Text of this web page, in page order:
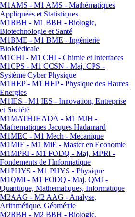
M1AMS - M1 AMS - Mathématiques
Appliquées et Statistiques
M1BBH - M1 BBH - Biologie,
Biotechnologie et Santé
M1BME - M1 BME - Ingénierie
BioMédicale
M1CHI - M1 CHI - Chimie et Interfaces
M1CPS - M1 CCSN - Maj. CPS -
Système Cyber Physique
M1HEP - M1 HEP - Physique des Hautes
Energies
M1IES - M1 IES - Innovation, Entreprise
et Société
M1MATHJHADA - M1 MJH -
Mathematiques Jacques Hadamard
M1MEC - M1 Mech - Mecanique
M1MIE - M1 MiE - Master en Economie
M1MPRI - M1 FODQ - Maj. MPRI -
Fondements de l'Informatique
M1PHYS - M1 PHYS - Physique
M1QMI - M1 FODQ - Maj. QMI -
Quantique, Mathematiques, Informatique
M2AAG - M2 AAG - Analyse,
Arithmétique, Géométrie
M2BBH - M2 BBH - Biologie,